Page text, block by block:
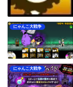
にゃんこ大戦争
にゃんこ大戦争